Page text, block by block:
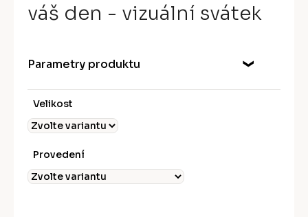
hvězdiček.
váš den - vizuální svátek
Parametry produktu
Velikost
Provedení